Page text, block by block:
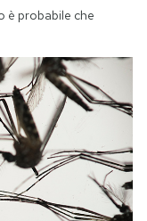
è probabile che